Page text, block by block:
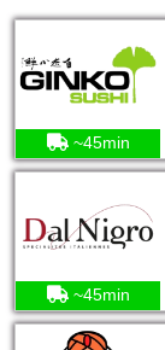
~45min
~45min